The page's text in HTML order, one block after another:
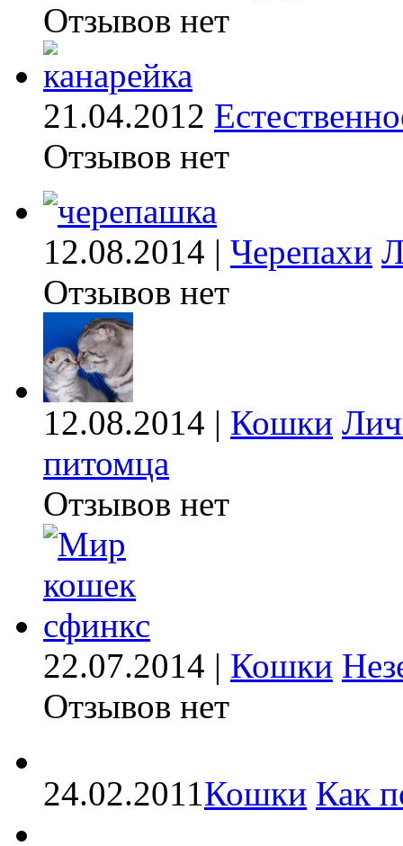
Отзывов нет
21.04.2012
Отзывов нет
12.08.2014 | Черепахи
Отзывов нет
12.08.2014 | Кошки
питомца
Отзывов нет
22.07.2014 | Кошки
Отзывов нет
24.02.2011Кошки Как